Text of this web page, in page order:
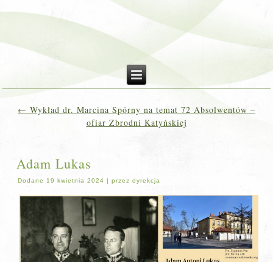
← Wykład dr. Marcina Spórny na temat 72 Absolwentów –
ofiar Zbrodni Katyńskiej
Adam Lukas
Dodane 19 kwietnia 2024 |przez dyrekcja